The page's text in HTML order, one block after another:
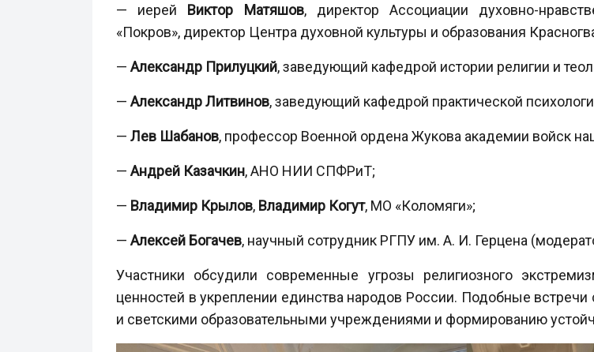
— иерей Виктор Матяшов, директор Ассоциации духовно-
«Покров», директор Центра духовной культуры и образования
— Александр Прилуцкий, заведующий кафедрой истории религии и
— Александр Литвинов, заведующий кафедрой практической
— Лев Шабанов, профессор Военной ордена Жукова академии войск
— Андрей Казачкин, АНО НИИ СПФРиТ;
— Владимир Крылов, Владимир Когут, МО «Коломяги»;
— Алексей Богачев, научный сотрудник РГПУ им. А. И. Герцена
Участники обсудили современные угрозы религиозного
ценностей в укреплении единства народов России. Подобные
и светскими образовательными учреждениями и формированию